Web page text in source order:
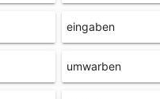
eingaben
umwarben